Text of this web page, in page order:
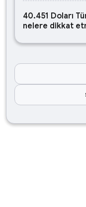
40.451 Doları
nelere dikkat